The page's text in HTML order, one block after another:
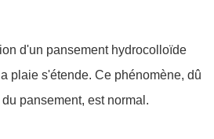
d'un pansement hydrocolloïde
plaie s'étende. Ce phénomène, dû
pansement, est normal.